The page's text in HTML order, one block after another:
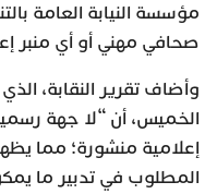
مؤسسة النيابة العامة
صحافي مهني أو أي منبر
وأضاف تقرير النقابة،
الخميس، أن “لا جهة
إعلامية منشورة؛ مما
المطلوب في تدبير ما